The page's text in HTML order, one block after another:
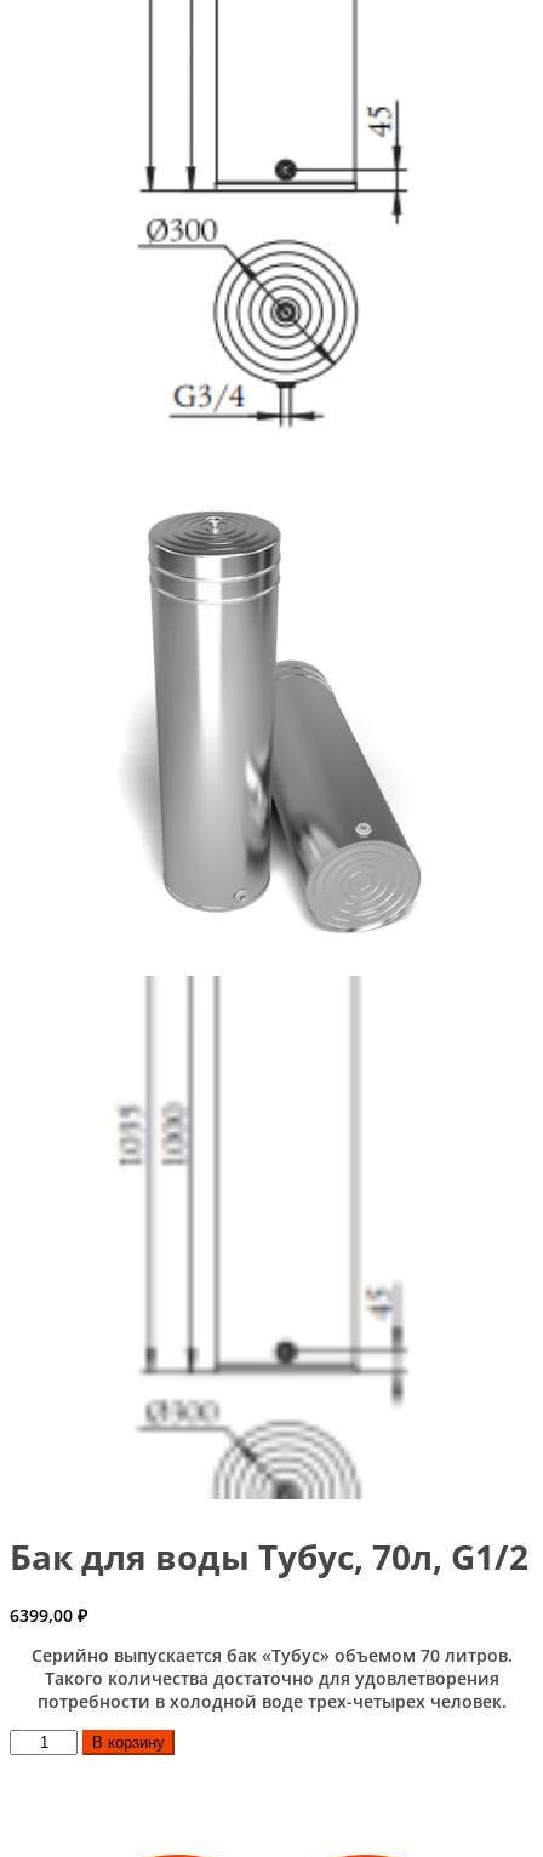
Бак для воды Тубус, 70л, G1/2
6399,00 ₽
Серийно выпускается бак «Тубус» объемом 70 литров.
Такого количества достаточно для удовлетворения
потребности в холодной воде трех-четырех человек.
Количество
товара
В корзину